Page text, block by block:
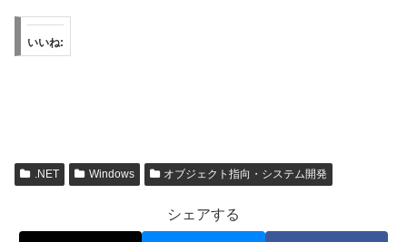
いいね:
.NET Windows オブジェクト指向・システム開発
シェアする